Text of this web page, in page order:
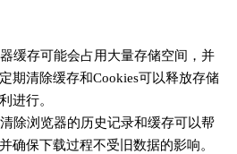
缓存可能会占用大量存储空间，并
期清除缓存和Cookies可以释放存储
进行。
除浏览器的历史记录和缓存可以帮
确保下载过程不受旧数据的影响。